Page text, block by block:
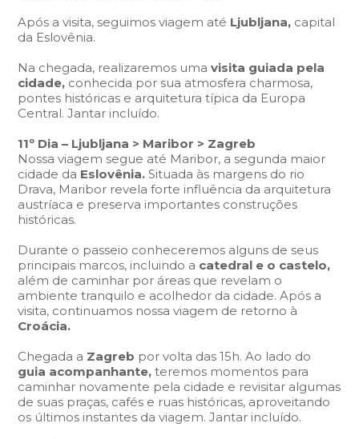
Após a visita, seguimos viagem até Ljubljana, capital
da Eslovênia.
Na chegada, realizaremos uma visita guiada pela
cidade, conhecida por sua atmosfera charmosa,
pontes históricas e arquitetura típica da Europa
Central. Jantar incluído.
11º Dia – Ljubljana > Maribor > Zagreb
Nossa viagem segue até Maribor, a segunda maior
cidade da Eslovênia. Situada às margens do rio
Drava, Maribor revela forte influência da arquitetura
austríaca e preserva importantes construções
históricas.
Durante o passeio conheceremos alguns de seus
principais marcos, incluindo a catedral e o castelo,
além de caminhar por áreas que revelam o
ambiente tranquilo e acolhedor da cidade. Após a
visita, continuamos nossa viagem de retorno à
Croácia.
Chegada a Zagreb por volta das 15h. Ao lado do
guia acompanhante, teremos momentos para
caminhar novamente pela cidade e revisitar algumas
de suas praças, cafés e ruas históricas, aproveitando
os últimos instantes da viagem. Jantar incluído.